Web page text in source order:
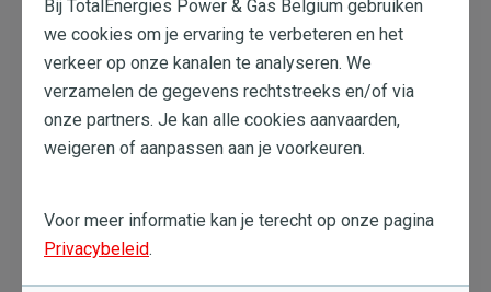
Wat te onthouden
Natuurlijke verlichting
stadsverlichting
Bij TotalEnergies Power & Gas Belgium gebruiken
we cookies om je ervaring te verbeteren en het
verkeer op onze kanalen te analyseren. We
verzamelen de gegevens rechtstreeks en/of via
onze partners. Je kan alle cookies aanvaarden,
weigeren of aanpassen aan je voorkeuren.
Voor meer informatie kan je terecht op onze pagina
Privacybeleid.